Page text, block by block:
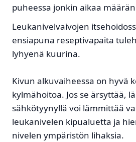
puheessa jonkin aikaa
Leukanivelvaivojen
ensiapuna reseptivapaita
lyhyenä kuurina.
Kivun alkuvaiheessa on hyvä
kylmähoitoa. Jos se ärsyttää,
sähkötyynyllä voi lämmittää
leukanivelen kipualuetta ja
nivelen ympäristön lihaksia.